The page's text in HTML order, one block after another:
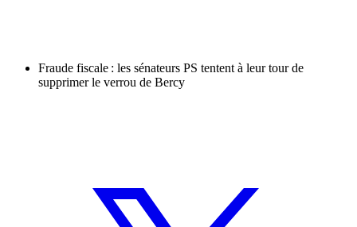
Fraude fiscale : les sénateurs PS tentent à leur tour de
supprimer le verrou de Bercy